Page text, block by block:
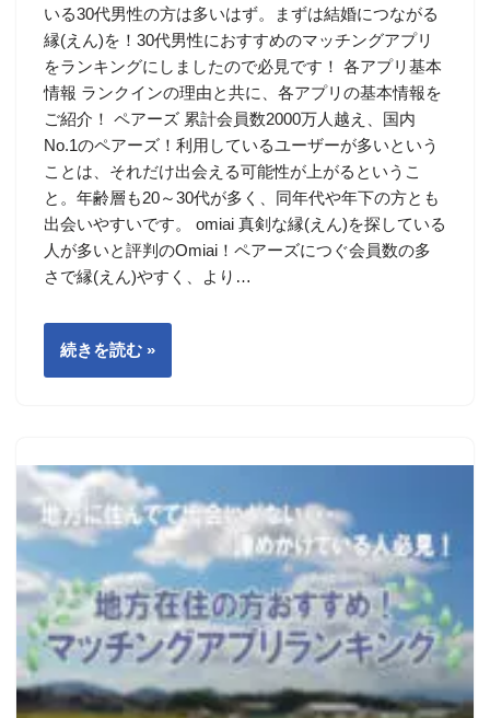
いる30代男性の方は多いはず。まずは結婚につながる
縁(えん)を！30代男性におすすめのマッチングアプリ
をランキングにしましたので必見です！ 各アプリ基本
情報 ランクインの理由と共に、各アプリの基本情報を
ご紹介！ ペアーズ 累計会員数2000万人越え、国内
No.1のペアーズ！利用しているユーザーが多いという
ことは、それだけ出会える可能性が上がるというこ
と。年齢層も20～30代が多く、同年代や年下の方とも
出会いやすいです。 omiai 真剣な縁(えん)を探している
人が多いと評判のOmiai！ペアーズにつぐ会員数の多
さで縁(えん)やすく、より…
続きを読む »